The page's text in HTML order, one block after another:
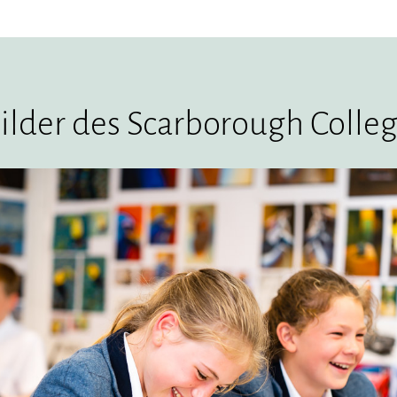
des Scarborough